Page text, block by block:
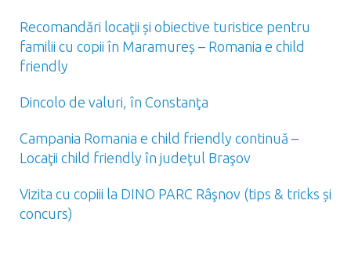
Recomandări locaţii și obiective turistice pentru
familii cu copii în Maramureș – Romania e child
friendly
Dincolo de valuri, în Constanţa
Campania Romania e child friendly continuă –
Locaţii child friendly în judeţul Braşov
Vizita cu copiii la DINO PARC Râşnov (tips & tricks și
concurs)